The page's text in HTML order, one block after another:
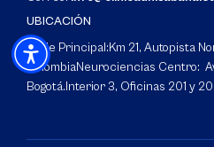
UBICACIÓN
Sede Principal:Km 21, Autopista
ColombiaNeurociencias Centro:
Bogotá. Interior 3, Oficinas 201 y